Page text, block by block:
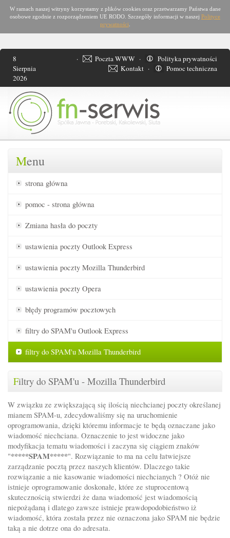
W ramach naszej witryny korzystamy z plików cookies oraz przetwarzamy Państwa dane
osobowe zgodnie z rozporządzeniem UE RODO. Szczegóły informacji w naszej Polityce
prywatności
8
Sierpnia
2026
Polityka prywatności
·
Poczta WWW
·
Pomoc techniczna
·
Kontakt
Menu
strona główna
pomoc - strona główna
Zmiana hasła do poczty
ustawienia poczty Outlook Express
ustawienia poczty Mozilla Thunderbird
ustawienia poczty Opera
błędy programów pocztowych
filtry do SPAM'u Outlook Express
filtry do SPAM'u Mozilla Thunderbird
Filtry do SPAM'u - Mozilla Thunderbird
W związku ze zwiększającą się ilością niechcianej poczty określanej
mianem SPAM-u, zdecydowaliśmy się na uruchomienie
oprogramowania, dzięki któremu informacje te będą oznaczane jako
wiadomość niechciana. Oznaczenie to jest widoczne jako
modyfikacja tematu wiadomości i zaczyna się ciągiem znaków
"*****SPAM*****". Rozwiązanie to ma na celu łatwiejsze
zarządzanie pocztą przez naszych klientów. Dlaczego takie
rozwiązanie a nie kasowanie wiadomości niechcianych ? Otóż nie
istnieje oprogramowanie doskonałe, które ze stuprocentową
skutecznością stwierdzi że dana wiadomość jest wiadomością
niepożądaną i dlatego zawsze istnieje prawdopodobieństwo iż
wiadomość, która została przez nie oznaczona jako SPAM nie będzie
taką a nie dotrze ona do adresata.